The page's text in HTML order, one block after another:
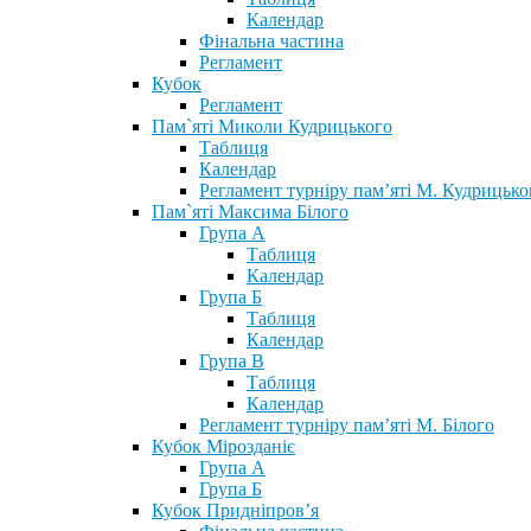
Календар
Фінальна частина
Регламент
Кубок
Регламент
Пам`яті Миколи Кудрицького
Таблиця
Календар
Регламент турніру пам’яті М.
Пам`яті Максима Білого
Група А
Таблиця
Календар
Група Б
Таблиця
Календар
Група В
Таблиця
Календар
Регламент турніру пам’яті М. Білого
Кубок Мірозданіє
Група А
Група Б
Кубок Придніпров’я